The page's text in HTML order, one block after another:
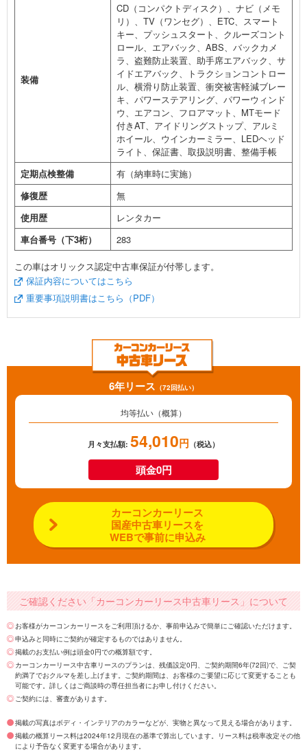
装備
CD（コンパクトディスク）、ナビ（メモ
リ）、TV（ワンセグ）、ETC、スマート
キー、プッシュスタート、クルーズコント
ロール、エアバック、ABS、バックカメ
ラ、盗難防止装置、助手席エアバック、サ
イドエアバック、トラクションコントロー
ル、横滑り防止装置、衝突被害軽減ブレー
キ、パワーステアリング、パワーウィンド
ウ、エアコン、フロアマット、MTモード
付きAT、アイドリングストップ、アルミ
ホイール、ウインカーミラー、LEDヘッド
ライト、保証書、取扱説明書、整備手帳
定期点検整備
有（納車時に実施）
修復歴
無
使用歴
レンタカー
車台番号（下3桁）
283
この車はオリックス認定中古車保証が付帯します。
保証内容についてはこちら
重要事項説明書はこちら（PDF）
6年リース （72回払い）
均等払い（概算）
月々支払額: 54,010円 （税込）
頭金0円
カーコンカーリース
国産中古車リースを
WEBで事前に申込み
ご確認ください「カーコンカーリース中古車リース」について
お客様がカーコンカーリースをご利用頂けるか、事前申込みで簡単にご確認いただけます。
申込みと同時にご契約が確定するものではありません。
掲載のお支払い例は頭金0円での概算額です。
カーコンカーリース中古車リースのプランは、残価設定0円、ご契約期間6年(72回)で、ご契
約満了でおクルマを差し上げます。ご契約期間は、お客様のご要望に応じて変更することも
可能です。詳しくはご商談時の専任担当者にお申し付けください。
ご契約には、審査があります。
掲載の写真はボディ・インテリアのカラーなどが、実物と異なって見える場合があります。
掲載の概算リース料は2024年12月現在の基準で算出しています。リース料は税率改定その他
により予告なく変更する場合があります。